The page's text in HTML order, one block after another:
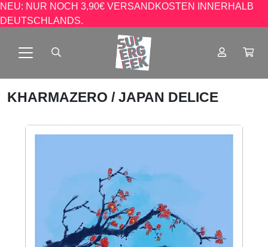
NEU: NUR NOCH 3,90€ VERSANDKOSTEN INNERHALB
DEUTSCHLANDS.
KHARMAZERO / JAPAN DELICE